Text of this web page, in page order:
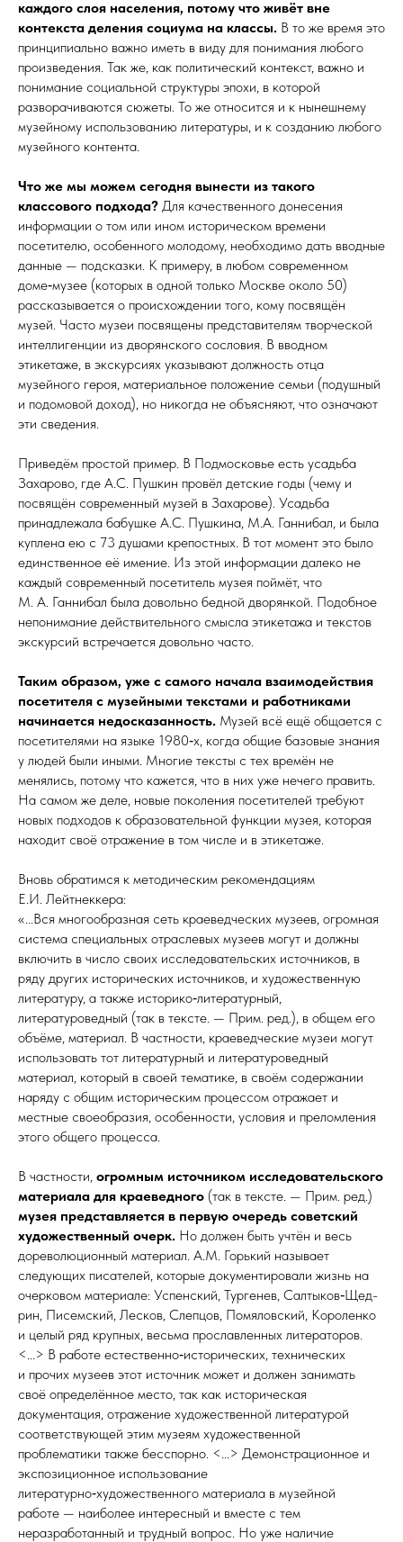
каждого слоя населения, потому что живёт вне
контекста деления социума на классы. В то же время это
принципиально важно иметь в виду для понимания любого
произведения. Так же, как политический контекст, важно и
понимание социальной структуры эпохи, в которой
разворачиваются сюжеты. То же относится и к нынешнему
музейному использованию литературы, и к созданию любого
музейного контента.
Что же мы можем сегодня вынести из такого
классового подхода? Для качественного донесения
информации о том или ином историческом времени
посетителю, особенного молодому, необходимо дать вводные
данные — подсказки. К примеру, в любом современном
доме‑музее (которых в одной только Москве около 50)
рассказывается о происхождении того, кому посвящён
музей. Часто музеи посвящены представителям творческой
интеллигенции из дворянского сословия. В вводном
этикетаже, в экскурсиях указывают должность отца
музейного героя, материальное положение семьи (по­душ­ный
и подомовой доход), но никогда не объясняют, что означают
эти сведения.
Приведём простой пример. В Подмосковье есть усадьба
Захарово, где А.С. Пушкин провёл детские годы (чему и
посвящён современный музей в Захарове). Усадьба
принадлежала бабушке А.С. Пушкина, М.А. Ганнибал, и была
куплена ею с 73 душами крепостных. В тот момент это было
единственное её имение. Из этой информации далеко не
каждый современный посетитель музея поймёт, что
М. А. Ганнибал была довольно бедной дворянкой. Подобное
непонимание действительного смыс­ла этикетажа и текстов
экскурсий встречается довольно ­часто.
Таким образом, уже с самого начала взаимодействия
посетителя с музейными текстами и работниками
начинается недосказанность. Музей всё ещё общается с
посетителями на языке 1980‑х, когда общие базовые знания
у людей были иными. Многие тексты с тех времён не
менялись, потому что кажется, что в них уже нечего править.
На самом же деле, новые поколения посетителей требуют
новых подходов к образовательной функции музея, которая
находит своё отражение в том числе и в этикетаже.
Вновь обратимся к методическим рекомендациям
Е.И. Лейтнеккера:
«...Вся много­образ­ная сеть краеведческих музеев, огромная
система специальных отраслевых музеев могут и должны
включить в число своих исследовательских источников, в
ряду других исторических источников, и художественную
литературу, а также историко‑литературный,
литературоведный (так в тексте. — Прим. ред.), в общем его
объёме, материал. В частности, краеведческие музеи могут
использовать тот литературный и литературоведный
материал, который в своей тематике, в своём содержании
наряду с общим историческим процессом отражает и
местные своеобразия, особенности, условия и преломления
этого общего процесса.
В частности, огромным источником исследовательского
материала для краеведного (так в тексте. — Прим. ред.)
музея представляется в первую очередь советский
художественный очерк. Но должен быть учтён и весь
дореволюционный материал. А.М. Горький называет
следующих писателей, которые документировали жизнь на
очерковом материале: Успенский, Тургенев, Салтыков‑Щед­
рин, Писемский, Лес­ков, Слепцов, Помяловский, Короленко
и целый ряд крупных, весьма прославленных литераторов.
<...> В работе естественно‑исторических, технических
и прочих музеев этот источник может и должен занимать
своё определённое место, так как историческая
документация, отражение художественной литературой
соответствующей этим музеям художественной
проблематики также бесспорно. <...> Демонстрационное и
экспозиционное использование
литературно‑художественного материала в музейной
работе — наиболее интересный и вместе с тем
неразработанный и трудный вопрос. Но уже наличие